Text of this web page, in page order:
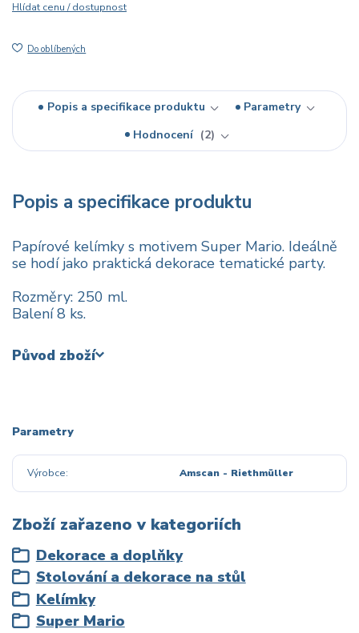
Hlídat cenu / dostupnost
Do oblíbených
Popis a specifikace produktu
Parametry
Hodnocení
2
Popis a specifikace produktu
Papírové kelímky s motivem Super Mario. Ideálně
se hodí jako praktická dekorace tematické party.
Rozměry: 250 ml.
Balení 8 ks.
Původ zboží
Parametry
Výrobce Amscan - Riethmüller
Zboží zařazeno v kategoriích
Dekorace a doplňky
Stolování a dekorace na stůl
Kelímky
Super Mario